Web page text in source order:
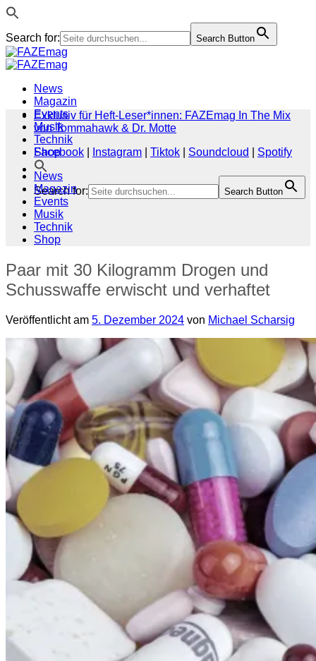
Search for: Search Button
Zum
Inhalt
News
Magazin
Events
Musik
Technik
Shop
Search for: Search Button
Exklusiv für Heft-Leser*innen: FAZEmag In The Mix
von Tommahawk & Dr. Motte
Facebook
Instagram Tiktok Soundcloud
Spotify
News
Magazin
Events
Musik
Technik
Shop
Paar mit 30 Kilogramm Drogen und
Schusswaffe erwischt und verhaftet
Veröffentlicht am 5. Dezember 2024 von Michael Scharsig